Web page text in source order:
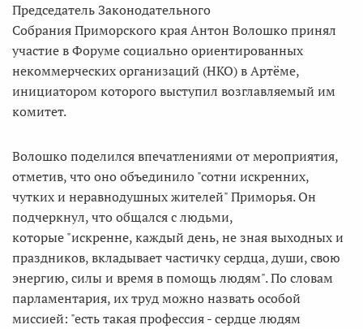
Председатель Законодательного
Собрания Приморского края Антон Волошко принял
участие в Форуме социально ориентированных
некоммерческих организаций (НКО) в Артёме,
инициатором которого выступил возглавляемый им
комитет.
Волошко поделился впечатлениями от мероприятия,
отметив, что оно объединило "сотни искренних,
чутких и неравнодушных жителей" Приморья. Он
подчеркнул, что общался с людьми,
которые "искренне, каждый день, не зная выходных и
праздников, вкладывает частичку сердца, души, свою
энергию, силы и время в помощь людям". По словам
парламентария, их труд можно назвать особой
миссией: "есть такая профессия - сердце людям